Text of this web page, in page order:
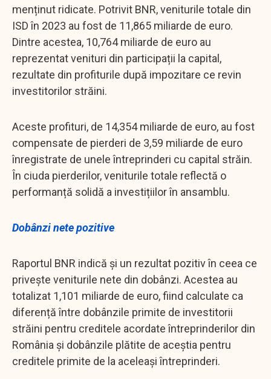
menținut ridicate. Potrivit BNR, veniturile totale din
ISD în 2023 au fost de 11,865 miliarde de euro.
Dintre acestea, 10,764 miliarde de euro au
reprezentat venituri din participații la capital,
rezultate din profiturile după impozitare ce revin
investitorilor străini.
Aceste profituri, de 14,354 miliarde de euro, au fost
compensate de pierderi de 3,59 miliarde de euro
înregistrate de unele întreprinderi cu capital străin.
În ciuda pierderilor, veniturile totale reflectă o
performanță solidă a investițiilor în ansamblu.
Dobânzi nete pozitive
Raportul BNR indică și un rezultat pozitiv în ceea ce
privește veniturile nete din dobânzi. Acestea au
totalizat 1,101 miliarde de euro, fiind calculate ca
diferență între dobânzile primite de investitorii
străini pentru creditele acordate întreprinderilor din
România și dobânzile plătite de aceștia pentru
creditele primite de la aceleași întreprinderi.